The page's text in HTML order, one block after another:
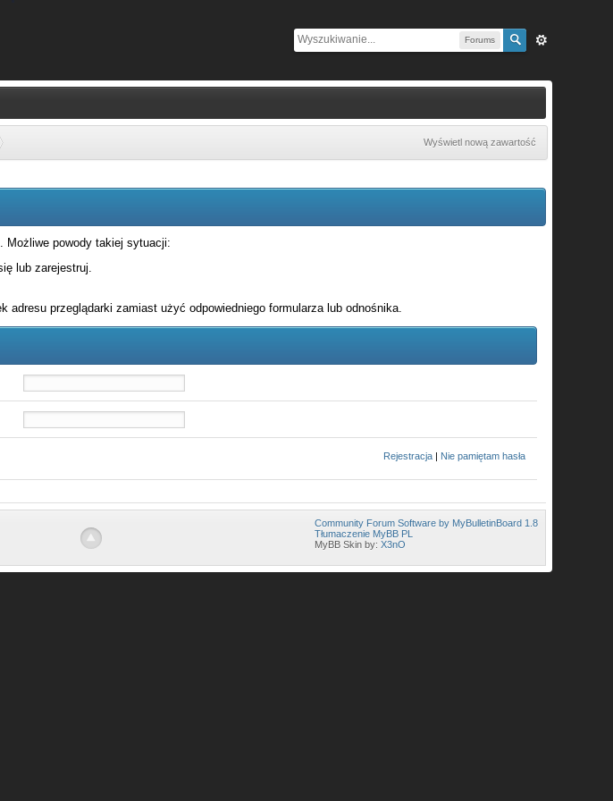
Forums
Wyświetl nową zawartość
Możliwe powody takiej sytuacji:
lub zarejestruj.
adresu przeglądarki zamiast użyć odpowiedniego formularza lub odnośnika.
Rejestracja | Nie pamiętam hasła
Community Forum Software by MyBulletinBoard 1.8
Tłumaczenie MyBB PL
MyBB Skin by:X3nO